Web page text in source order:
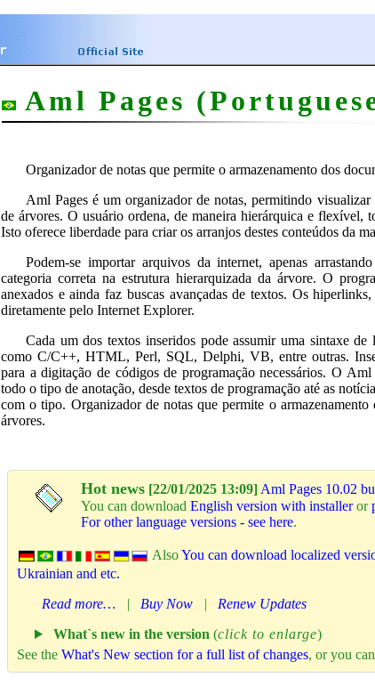
Aml Pages
Organizador de notas que permite o armazenamento dos
Aml Pages é um organizador de notas, permitindo visualizar
de árvores. O usuário ordena, de maneira hierárquica e flexível,
Isto oferece liberdade para criar os arranjos destes conteúdos da
Podem-se importar arquivos da internet, apenas
categoria correta na estrutura hierarquizada da árvore. O
anexados e ainda faz buscas avançadas de textos. Os
diretamente pelo Internet Explorer.
Cada um dos textos inseridos pode assumir uma sintaxe de
como C/C++, HTML, Perl, SQL, Delphi, VB, entre outras.
para a digitação de códigos de programação necessários. O
todo o tipo de anotação, desde textos de programação até as
com o tipo. Organizador de notas que permite o
árvores.
Hot news [22/01/2025 13:09] Aml Pages 10.02
You can download English version with installeror
For other language versions - see here.
AlsoYou can download localized
Ukrainian and etc.
Read more…
| Buy Now | Renew Updates
What`s new in the version (click to enlarge)
See the What's New section for a full list of changes, or you can